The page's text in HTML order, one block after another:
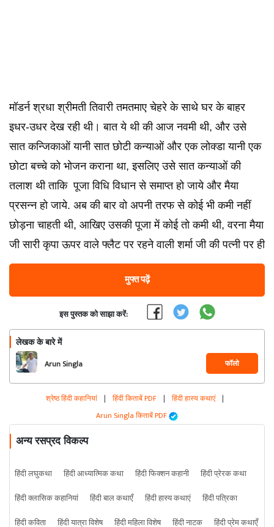
मॉडर्न श्रधा श्रीमती तिवारी तमतमाए चेहरे के साथे घर के बाहर
इधर-उधर देख रही थी। बात ये थी की आज नवमी थी, और उसे
सात कन्जिकाओं यानी सात छोटी कन्याओं और एक लोक्डा यानी एक
छोटा बच्चे को भोजन कराना था, इसलिए उसे सात कन्याओं की
तलाश थी ताकि पूजा विधि विधान से समाप्त हो जाये और मैया
प्रसन्न हो जाये. अब की बार वो अपनी तरफ से कोई भी कमी नहीं
छोड़ना चाहती थी, आखिए उसकी पूजा में कोई तो कमी थी, वरना मैया
जी सारी कृपा ऊपर वाले फ्लैट पर रहने वाली शर्मा जी की पत्नी पर ही
मुफ्त पढ़ें
इस पुस्तक को साझा करें:
लेखक के बारे में
Arun Singla फॉलो
श्रेष्ठ हिंदी कहानियां | हिंदी किताबें PDF | हिंदी हास्य कथाएं |
Arun Singla किताबें PDF
अन्य रसप्रद विकल्प
हिंदी लघुकथा हिंदी आध्यात्मिक कथा हिंदी फिक्शन कहानी
हिंदी प्रेरक कथा
हिंदी क्लासिक कहानियां
हिंदी बाल कथाएँ हिंदी हास्य कथाएं
हिंदी पत्रिका
हिंदी कविता
हिंदी यात्रा विशेष हिंदी महिला विशेष हिंदी नाटक हिंदी प्रेम कथाएँ